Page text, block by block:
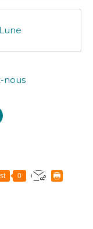
nous
0